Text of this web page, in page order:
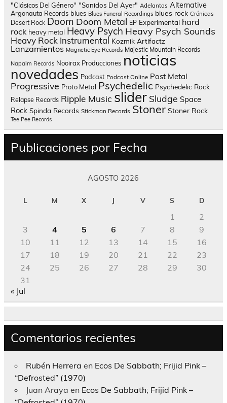
"Clásicos Del Género" "Sonidos Del Ayer" Adelantos Alternative
Argonauta Records blues Blues Funeral Recordings blues rock Crónicas
Desert Rock Doom Doom Metal EP Experimental hard
rock heavy metal Heavy Psych Heavy Psych Sounds
Heavy Rock Instrumental Kozmik Artifactz
Lanzamientos Magnetic Eye Records Majestic Mountain Records
Napalm Records Nooirax Producciones noticias
novedades Podcast Podcast Online Post Metal
Progressive Proto Metal Psychedelic Psychedelic Rock
Relapse Records Ripple Music slider Sludge Space
Rock Spinda Records Stickman Records Stoner Stoner Rock
Tee Pee Records
Publicaciones por Fecha
AGOSTO 2026
L M X J V S D
1
2
3
4 5 6 7 8
9
10
11 12 13 14 15
16
17
18 19 20 21 22
23
24
25 26 27 28 29
30
31
« Jul
Comentarios recientes
Rubén Herrera en Ecos De Sabbath; Frijid Pink –
“Defrosted” (1970)
Juan Araya en Ecos De Sabbath; Frijid Pink –